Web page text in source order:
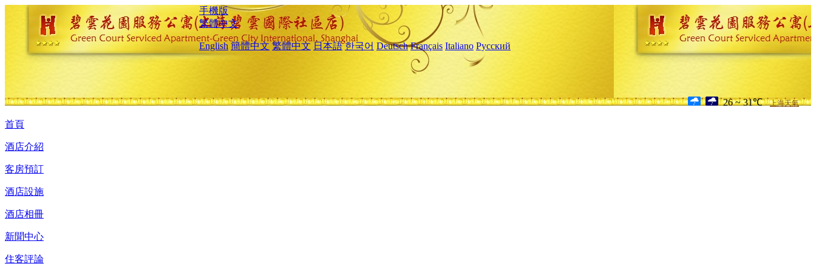
手機版
繁體中文
English 簡體中文 繁體中文 日本語 한국어 Deutsch Français Italiano Русский
26 ~ 31℃ 上海天氣
首頁
酒店介紹
客房預訂
酒店設施
酒店相冊
新聞中心
住客評論